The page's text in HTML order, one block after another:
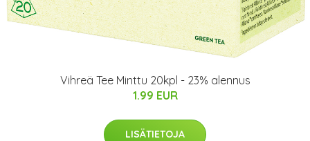
Vihreä Tee Minttu 20kpl - 23% alennus
1.99 EUR
LISÄTIETOJA